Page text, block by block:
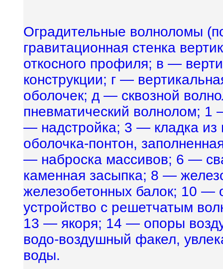
Оградительные волноломы
гравитационная стенка
откосного профиля; в —
конструкции; г —
оболочек; д — сквозной
пневматический волнолом; 1
— надстройка; 3 — кладка из
оболочка-понтон,
— наброска массивов; 6 —
каменная засыпка; 8 —
железобетонных балок; 10 —
устройство с решетчатым
13 — якоря; 14 — опоры
водо-воздушный факел,
воды.